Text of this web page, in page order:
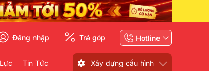
Đăng nhập Trả góp Hotline
Tin Tức Xây dựng cấu hình